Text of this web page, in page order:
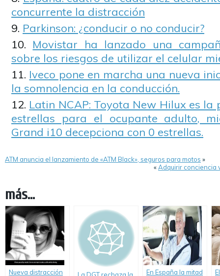
concurrente la distracción
Parkinson: ¿conducir o no conducir?
Movistar ha lanzado una
sobre los riesgos de utilizar el celular
Iveco pone en marcha una nueva
la somnolencia en la conducción.
Latin NCAP: Toyota New Hilux es la
estrellas para el ocupante adulto,
Grand i10 decepciona con 0 estrellas.
ATM anuncia el lanzamiento de «ATM Black», seguros para motos »
«Adquirir conciencia
más...
Nueva distracción
En España la mitad